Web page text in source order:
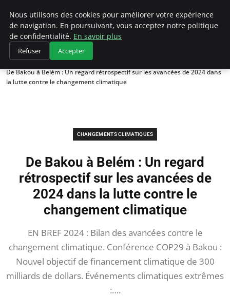
Climategatecountryclub.com
Accueil
Changements climatiques
De Bakou à Belém : Un regard rétrospectif sur les avancées de 2024 dans
la lutte contre le changement climatique
CHANGEMENTS CLIMATIQUES
De Bakou à Belém : Un regard
rétrospectif sur les avancées de
2024 dans la lutte contre le
changement climatique
EN BREF 2024 : Bilan des avancées contre le
changement climatique. Conférence COP29 à Bakou :
Nouvel objectif de financement climatique de 300
milliards de dollars. Événements climatiques extrêmes
:….
Nous utilisons des cookies pour améliorer votre expérience
de navigation. En poursuivant, vous acceptez notre politique
de confidentialité. En savoir plus
Refuser Accepter